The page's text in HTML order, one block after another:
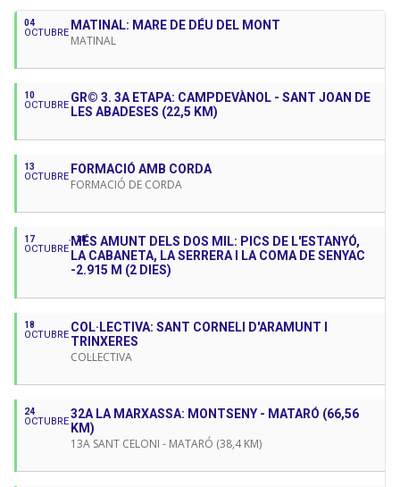
04
OCTUBRE
MATINAL: MARE DE DÉU DEL MONT
MATINAL
10
OCTUBRE
GR© 3. 3A ETAPA: CAMPDEVÀNOL - SANT JOAN DE
LES ABADESES (22,5 KM)
13
OCTUBRE
FORMACIÓ AMB CORDA
FORMACIÓ DE CORDA
17
OCTUBRE
18
MÉS AMUNT DELS DOS MIL: PICS DE L'ESTANYÓ,
LA CABANETA, LA SERRERA I LA COMA DE SENYAC
-2.915 M (2 DIES)
18
OCTUBRE
COL·LECTIVA: SANT CORNELI D'ARAMUNT I
TRINXERES
COL·LECTIVA
24
OCTUBRE
32A LA MARXASSA: MONTSENY - MATARÓ (66,56
KM)
13A SANT CELONI - MATARÓ (38,4 KM)